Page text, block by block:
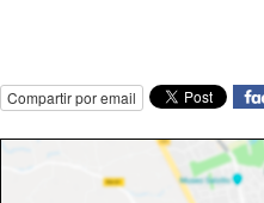
Compartir por email